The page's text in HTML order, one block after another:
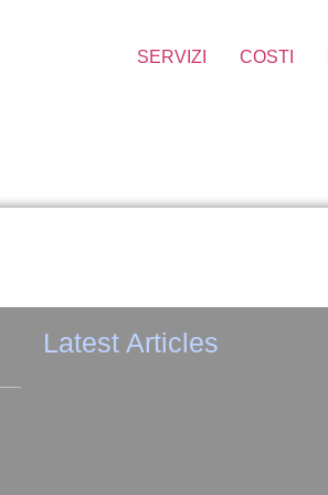
SERVIZI COSTI
Latest Articles